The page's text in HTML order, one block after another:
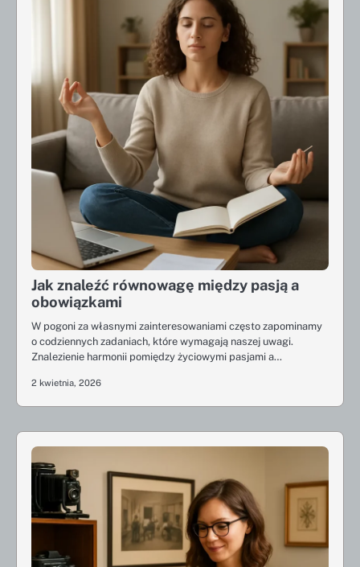
Jak znaleźć równowagę między pasją a
obowiązkami
W pogoni za własnymi zainteresowaniami często zapominamy
o codziennych zadaniach, które wymagają naszej uwagi.
Znalezienie harmonii pomiędzy życiowymi pasjami a…
2 kwietnia, 2026